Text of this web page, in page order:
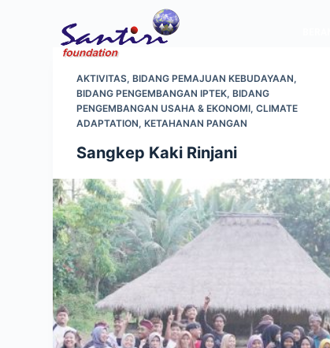
AKTIVITAS,BIDANG PEMAJUAN KEBUDAYAAN,
BIDANG PENGEMBANGAN IPTEK,BIDANG
PENGEMBANGAN USAHA & EKONOMI,CLIMATE
ADAPTATION,KETAHANAN PANGAN
Sangkep Kaki Rinjani